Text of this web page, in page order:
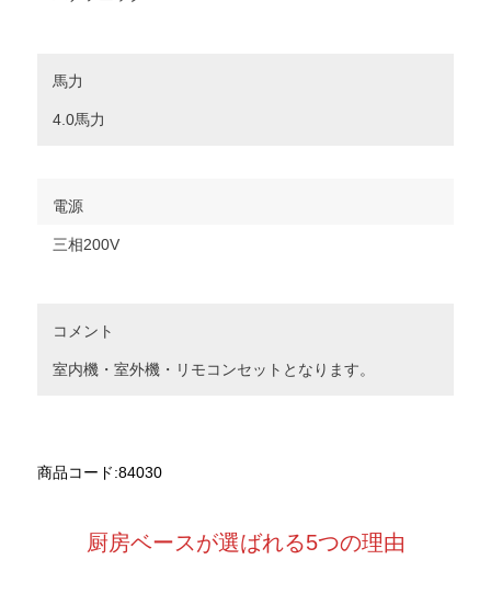
馬力
4.0馬力
電源
三相200V
コメント
室内機・室外機・リモコンセットとなります。
商品コード:84030
厨房ベースが選ばれる5つの理由